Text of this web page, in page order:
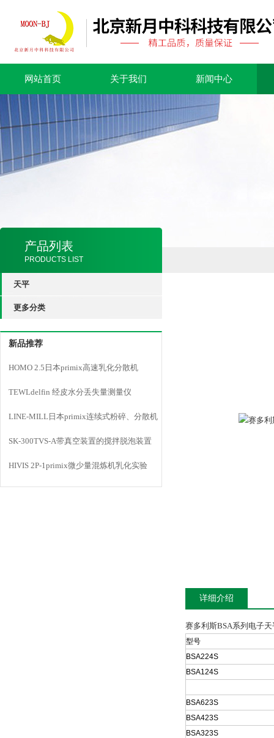
网站首页 关于我们 新闻中心
产品列表
PRODUCTS LIST
天平
更多分类
新品推荐
HOMO 2.5日本primix高速乳化分散机
TEWLdelfin 经皮水分丢失量测量仪
LINE-MILL日本primix连续式粉碎、分散机
LINE MILL
SK-300TVS-A带真空装置的搅拌脱泡装置
HIVIS 2P-1primix微少量混炼机乳化实验
详细介绍
赛多利斯BSA系列电子
型号
BSA224S
BSA124S
BSA623S
BSA423S
BSA323S